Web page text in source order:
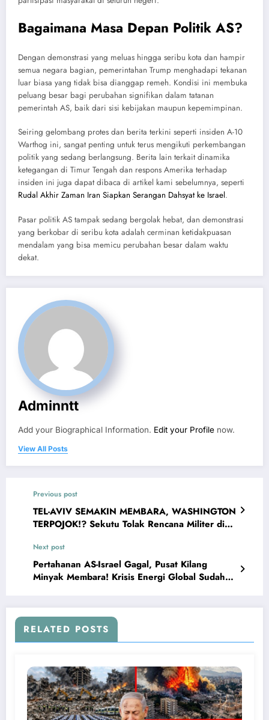
Bagaimana Masa Depan Politik AS?
Dengan demonstrasi yang meluas hingga seribu kota dan hampir
semua negara bagian, pemerintahan Trump menghadapi tekanan
luar biasa yang tidak bisa dianggap remeh. Kondisi ini membuka
peluang besar bagi perubahan signifikan dalam tatanan
pemerintah AS, baik dari sisi kebijakan maupun kepemimpinan.
Seiring gelombang protes dan berita terkini seperti insiden A-10
Warthog ini, sangat penting untuk terus mengikuti perkembangan
politik yang sedang berlangsung. Berita lain terkait dinamika
ketegangan di Timur Tengah dan respons Amerika terhadap
insiden ini juga dapat dibaca di artikel kami sebelumnya, seperti
Rudal Akhir Zaman Iran Siapkan Serangan Dahsyat ke Israel.
Pasar politik AS tampak sedang bergolak hebat, dan demonstrasi
yang berkobar di seribu kota adalah cerminan ketidakpuasan
mendalam yang bisa memicu perubahan besar dalam waktu
dekat.
Adminntt
Add your Biographical Information. Edit your Profile now.
View All Posts
Previous post
TEL-AVIV SEMAKIN MEMBARA, WASHINGTON
TERPOJOK!? Sekutu Tolak Rencana Militer di
Next post
Pertahanan AS-Israel Gagal, Pusat Kilang
Minyak Membara! Krisis Energi Global Sudah
RELATED POSTS